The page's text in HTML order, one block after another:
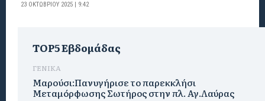
23 ΟΚΤΩΒΡΊΟΥ 2025 | 9:42
TOP5 Εβδομάδας
ΓΕΝΙΚΑ
Μαρούσι:Πανυγήρισε το παρεκκλήσι
Μεταμόρφωσης Σωτήρος στην πλ. Αγ.Λαύρας